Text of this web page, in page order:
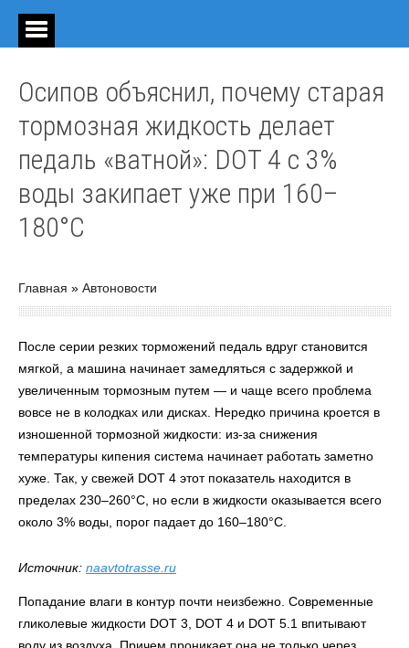
Осипов объяснил, почему старая
тормозная жидкость делает
педаль «ватной»: DOT 4 с 3%
воды закипает уже при 160–
180°C
Главная » Автоновости
После серии резких торможений педаль вдруг становится
мягкой, а машина начинает замедляться с задержкой и
увеличенным тормозным путем — и чаще всего проблема
вовсе не в колодках или дисках. Нередко причина кроется в
изношенной тормозной жидкости: из‑за снижения
температуры кипения система начинает работать заметно
хуже. Так, у свежей DOT 4 этот показатель находится в
пределах 230–260°C, но если в жидкости оказывается всего
около 3% воды, порог падает до 160–180°C.
Источник: naavtotrasse.ru
Попадание влаги в контур почти неизбежно. Современные
гликолевые жидкости DOT 3, DOT 4 и DOT 5.1 впитывают